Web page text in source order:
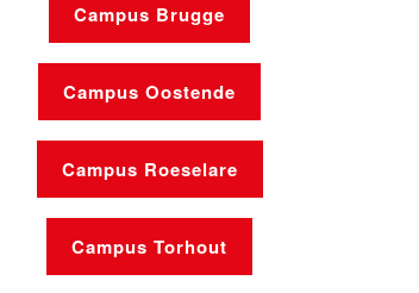
Campus Brugge
Campus Oostende
Campus Roeselare
Campus Torhout